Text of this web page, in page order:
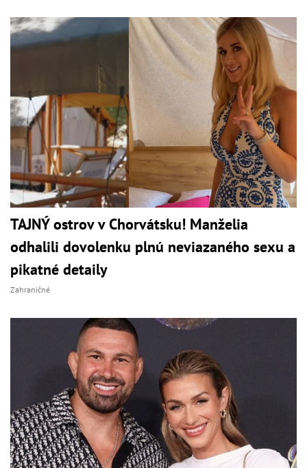
TAJNÝ ostrov v Chorvátsku! Manželia
odhalili dovolenku plnú neviazaného sexu a
pikatné detaily
Zahraničné